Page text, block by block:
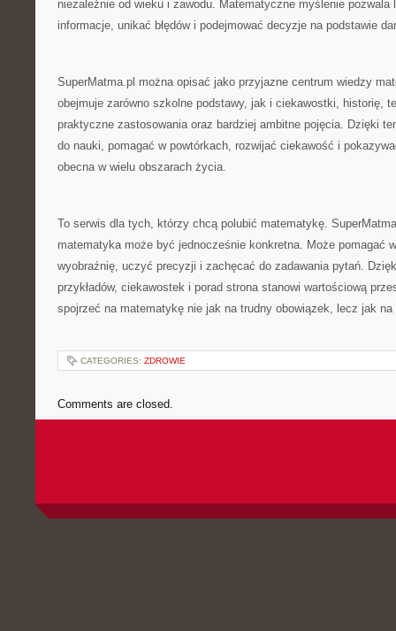
niezależnie od wieku i zawodu. Matematyczne myślenie pozwala
informacje, unikać błędów i podejmować decyzje na podstawie
SuperMatma.pl można opisać jako przyjazne centrum wiedzy
obejmuje zarówno szkolne podstawy, jak i ciekawostki, historię,
praktyczne zastosowania oraz bardziej ambitne pojęcia. Dzięki
do nauki, pomagać w powtórkach, rozwijać ciekawość i
obecna w wielu obszarach życia.
To serwis dla tych, którzy chcą polubić matematykę.
matematyka może być jednocześnie konkretna. Może pomagać
wyobraźnię, uczyć precyzji i zachęcać do zadawania pytań.
przykładów, ciekawostek i porad strona stanowi wartościową
spojrzeć na matematykę nie jak na trudny obowiązek, lecz jak
CATEGORIES: ZDROWIE
Comments are closed.